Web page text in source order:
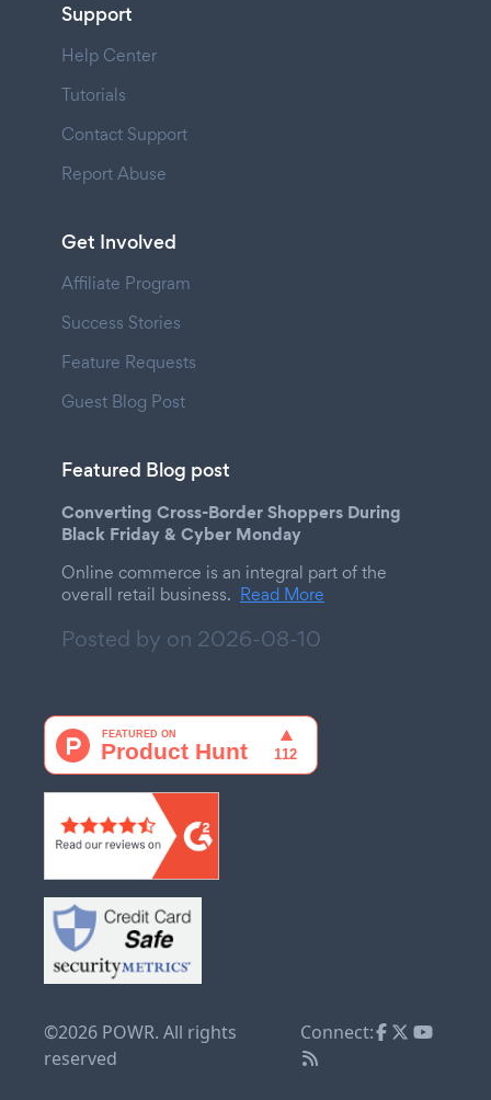
Support
Help Center
Tutorials
Contact Support
Report Abuse
Get Involved
Affiliate Program
Success Stories
Feature Requests
Guest Blog Post
Featured Blog post
Converting Cross-Border Shoppers During
Black Friday & Cyber Monday
Online commerce is an integral part of the
overall retail business. Read More
Posted by on 2026-08-10
©2026 POWR. All rights
reserved
Connect: